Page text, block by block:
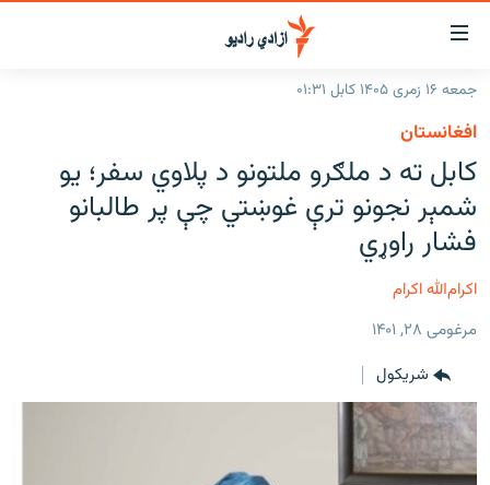
د
لاسرسۍ
وړ
لېنکونه
متن
ته
ورتلل
اصلي
مېنو
ته
ورتلل
پاڼې
مراجعه
راپورونه
افغانستان
سیمه
منځنی ختیځ
خبرونه
افغانستان
نړۍ
د خپرونو جدول
مرکې
ورزش
د کډوالۍ بحران
'کووېډ-۱۹'
جمعه ۱۶ زمری ۱۴۰۵ کابل ۰۱:۳۱
افغانستان
کابل ته د ملګرو ملتونو د پلاوي سفر؛ يو
شمېر نجونو ترې غوښتي چې پر طالبانو
فشار راوړي
اکرام‌الله اکرام
مرغومی ۲۸, ۱۴۰۱
شريکول